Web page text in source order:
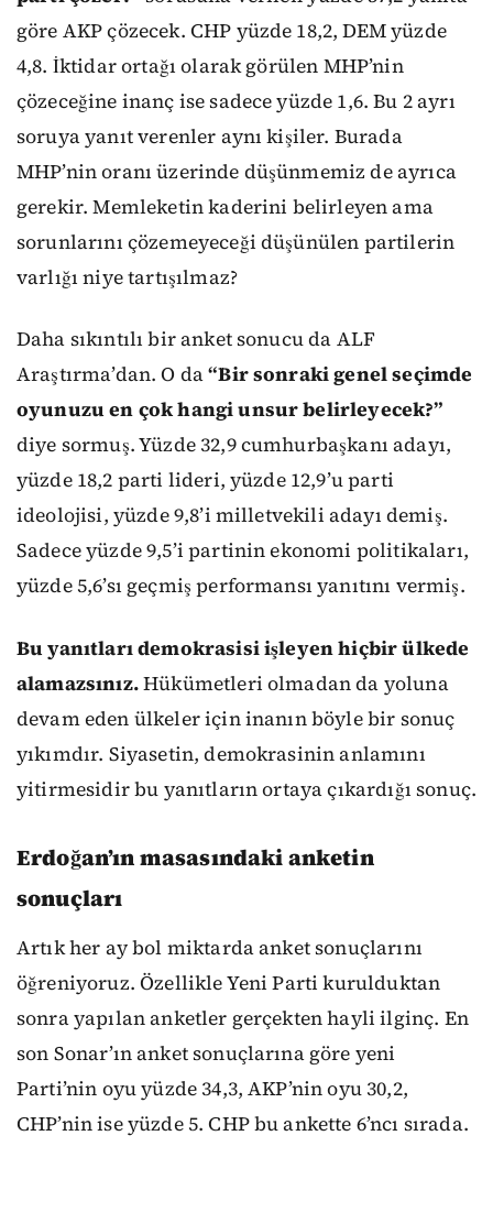
göre AKP çözecek. CHP yüzde 18,2, DEM yüzde
4,8. İktidar ortağı olarak görülen MHP’nin
çözeceğine inanç ise sadece yüzde 1,6. Bu 2 ayrı
soruya yanıt verenler aynı kişiler. Burada
MHP’nin oranı üzerinde düşünmemiz de ayrıca
gerekir. Memleketin kaderini belirleyen ama
sorunlarını çözemeyeceği düşünülen partilerin
varlığı niye tartışılmaz?
Daha sıkıntılı bir anket sonucu da ALF
Araştırma’dan. O da“Bir sonraki genel seçimde
oyunuzu en çok hangi unsur belirleyecek?”
diye sormuş. Yüzde 32,9 cumhurbaşkanı adayı,
yüzde 18,2 parti lideri, yüzde 12,9’u parti
ideolojisi, yüzde 9,8’i milletvekili adayı demiş.
Sadece yüzde 9,5’i partinin ekonomi politikaları,
yüzde 5,6’sı geçmiş performansı yanıtını vermiş.
Bu yanıtları demokrasisi işleyen hiçbir ülkede
alamazsınız.Hükümetleri olmadan da yoluna
devam eden ülkeler için inanın böyle bir sonuç
yıkımdır. Siyasetin, demokrasinin anlamını
yitirmesidir bu yanıtların ortaya çıkardığı sonuç.
Erdoğan’ın masasındaki anketin
sonuçları
Artık her ay bol miktarda anket sonuçlarını
öğreniyoruz. Özellikle Yeni Parti kurulduktan
sonra yapılan anketler gerçekten hayli ilginç. En
son Sonar’ın anket sonuçlarına göre yeni
Parti’nin oyu yüzde 34,3, AKP’nin oyu 30,2,
CHP’nin ise yüzde 5. CHP bu ankette 6’ncı sırada.